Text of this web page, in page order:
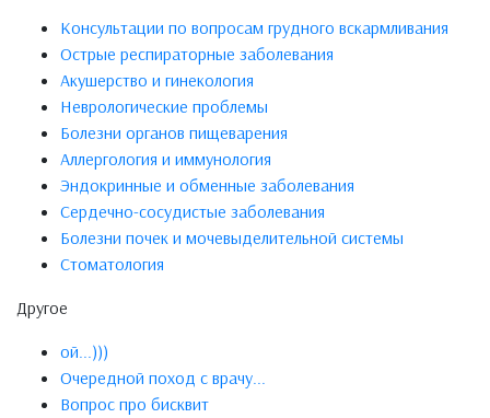
Консультации по вопросам грудного вскармливания
Острые респираторные заболевания
Акушерство и гинекология
Неврологические проблемы
Болезни органов пищеварения
Аллергология и иммунология
Эндокринные и обменные заболевания
Сердечно-сосудистые заболевания
Болезни почек и мочевыделительной системы
Стоматология
Другое
ой...)))
Очередной поход с врачу...
Вопрос про бисквит